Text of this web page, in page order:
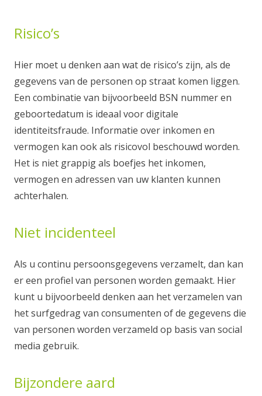
Risico’s
Hier moet u denken aan wat de risico’s zijn, als de
gegevens van de personen op straat komen liggen.
Een combinatie van bijvoorbeeld BSN nummer en
geboortedatum is ideaal voor digitale
identiteitsfraude. Informatie over inkomen en
vermogen kan ook als risicovol beschouwd worden.
Het is niet grappig als boefjes het inkomen,
vermogen en adressen van uw klanten kunnen
achterhalen.
Niet incidenteel
Als u continu persoonsgegevens verzamelt, dan kan
er een profiel van personen worden gemaakt. Hier
kunt u bijvoorbeeld denken aan het verzamelen van
het surfgedrag van consumenten of de gegevens die
van personen worden verzameld op basis van social
media gebruik.
Bijzondere aard